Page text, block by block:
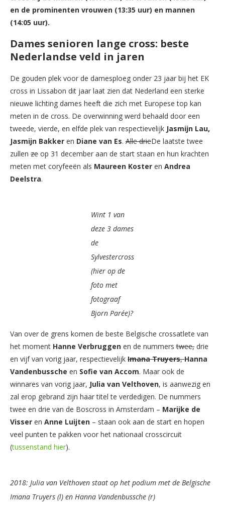
en de prominenten vrouwen (13:35 uur) en mannen
(14:05 uur).
Dames senioren lange cross: beste
Nederlandse veld in jaren
De gouden plek voor de damesploeg onder 23 jaar bij het EK
cross in Lissabon dit jaar laat zien dat Nederland een sterke
nieuwe lichting dames heeft die zich met Europese top kan
meten in de cross. De overwinning werd behaald door een
tweede, vierde, en elfde plek van respectievelijk Jasmijn Lau,
Jasmijn Bakker en Diane van Es. Alle drieDe laatste twee
zullen ze op 31 december aan de start staan en hun krachten
meten met coryfeeën als Maureen Koster en Andrea
Deelstra.
Wint 1 van
deze 3 dames
de
Sylvestercross
(hier op de
foto met
fotograaf
Bjorn Parée)?
Van over de grens komen de beste Belgische crossatlete van
het moment Hanne Verbruggen en de nummerstwee, drie
en vijf van vorig jaar, respectievelijk Imana Truyers,Hanna
Vandenbussche en Sofie van Accom. Maar ook de
winnares van vorig jaar, Julia van Velthoven, is aanwezig en
zal erop gebrand zijn haar titel te verdedigen. De nummers
twee en drie van de Boscross in Amsterdam – Marijke de
Visser en Anne Luijten – staan ook aan de start en hopen
veel punten te pakken voor het nationaal crosscircuit
(tussenstand hier).
2018: Julia van Velthoven staat op het podium met de Belgische
Imana Truyers (l) en Hanna Vandenbussche (r)